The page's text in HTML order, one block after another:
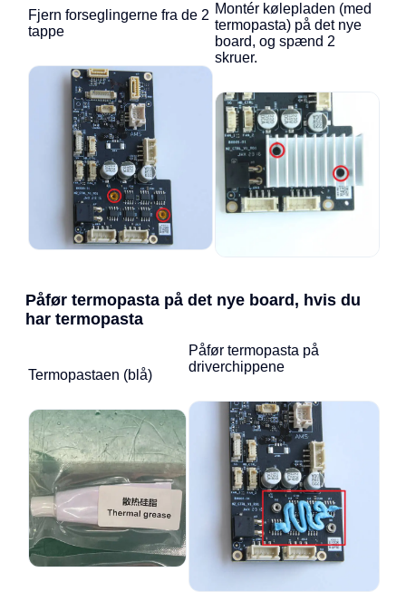
Fjern forseglingerne fra de 2
tappe
Montér kølepladen (med
termopasta) på det nye
board, og spænd 2
skruer.
Påfør termopasta på det nye board, hvis du
har termopasta
Termopastaen (blå)
Påfør termopasta på
driverchippene